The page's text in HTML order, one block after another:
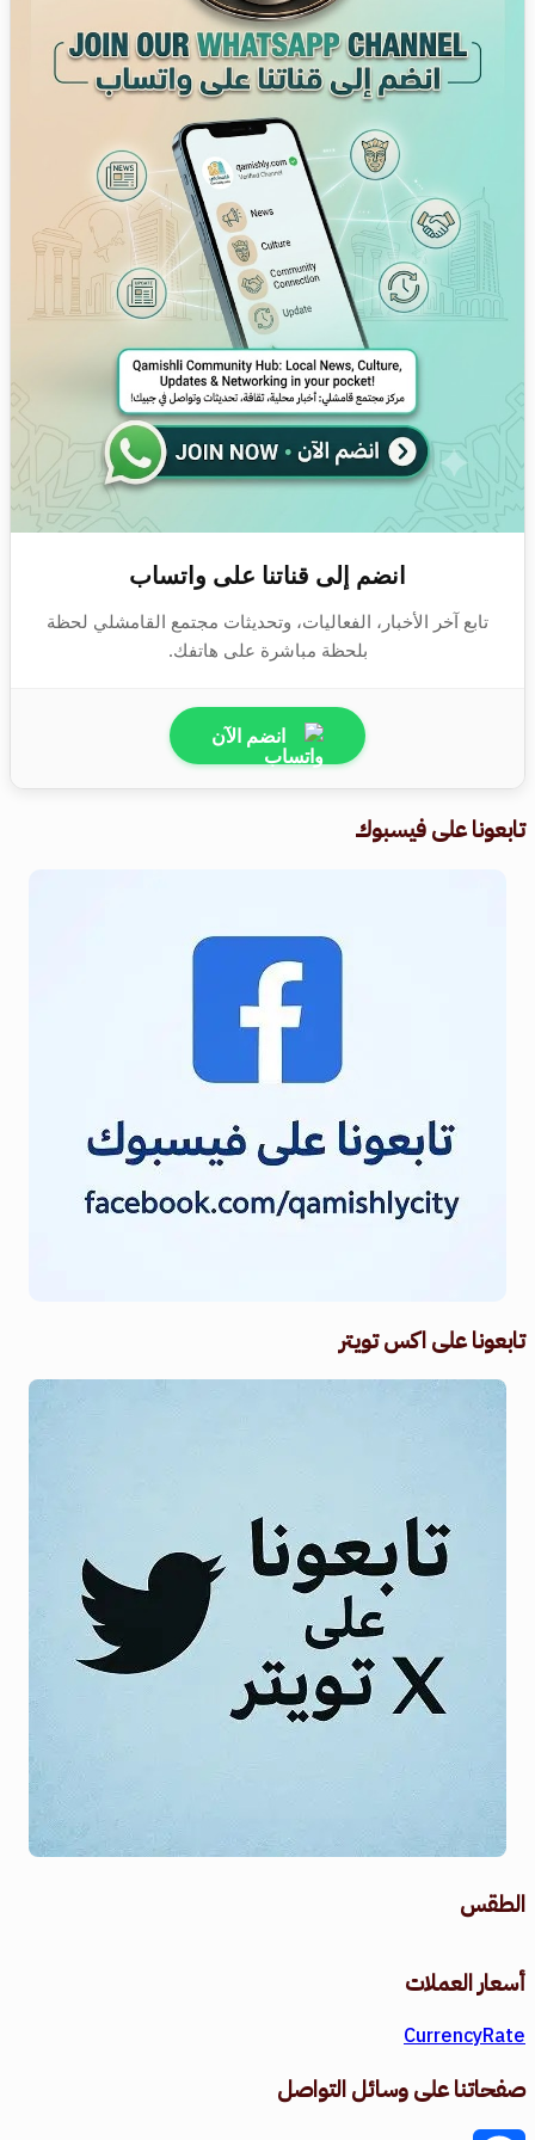
انضم إلى قناتنا على واتساب
تابع آخر الأخبار، الفعاليات، وتحديثات مجتمع القامشلي لحظة
بلحظة مباشرة على هاتفك.
انضم الآن
تابعونا على فيسبوك
تابعونا على اكس تويتر
الطقس
أسعار العملات
CurrencyRate
صفحاتنا على وسائل التواصل